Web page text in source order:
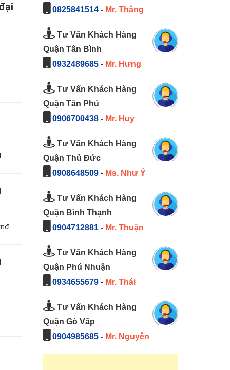
0825841514- Mr. Thắng
Tư Vấn Khách Hàng
Quận Tân Bình
0932489685- Mr. Hưng
Tư Vấn Khách Hàng
Quận Tân Phú
0906700438- Mr. Huy
Tư Vấn Khách Hàng
Quận Thủ Đức
0908648509- Ms. Như Ý
Tư Vấn Khách Hàng
Quận Bình Thạnh
0904712881- Mr. Thuận
Tư Vấn Khách Hàng
Quận Phú Nhuận
0934655679- Mr. Thái
Tư Vấn Khách Hàng
Quận Gò Vấp
0904985685- Mr. Nguyên